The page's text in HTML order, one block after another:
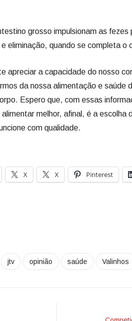
grosso impulsionam as
eliminação, quando se completa o
apreciar a capacidade do nosso
da nossa alimentação e saúde
Espero que, com essas
melhor, afinal, é a escolha
com qualidade.
X X Pinterest
jtv opinião saúde Valinhos